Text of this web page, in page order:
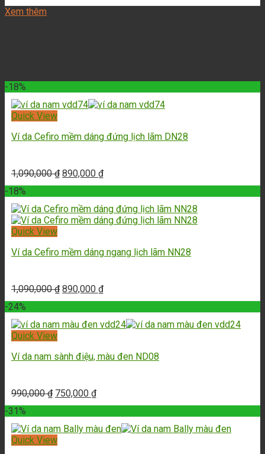
Xem thêm
-18%
Quick View
Ví da Cefiro mềm dáng đứng lịch lãm DN28
1,090,000₫ 890,000 ₫
-18%
Quick View
Ví da Cefiro mềm dáng ngang lịch lãm NN28
1,090,000₫ 890,000 ₫
-24%
Quick View
Ví da nam sành điệu, màu đen ND08
990,000₫ 750,000 ₫
-31%
Quick View